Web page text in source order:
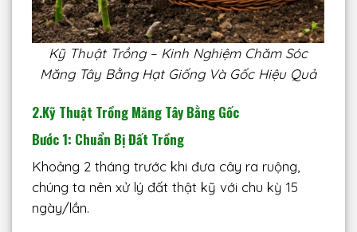
Kỹ Thuật Trồng – Kinh Nghiệm Chăm Sóc
Măng Tây Bằng Hạt Giống Và Gốc Hiệu Quả
2.Kỹ Thuật Trồng Măng Tây Bằng Gốc
Bước 1: Chuẩn Bị Đất Trồng
Khoảng 2 tháng trước khi đưa cây ra ruộng,
chúng ta nên xử lý đất thật kỹ với chu kỳ 15
ngày/lần.